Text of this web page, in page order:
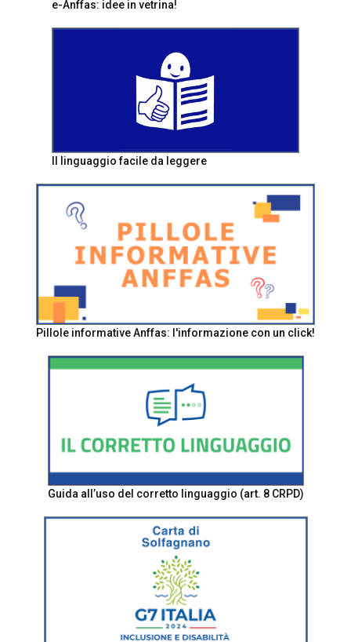
e-Anffas: idee in vetrina!
Il linguaggio facile da leggere
Pillole informative Anffas: l'informazione con un click!
Guida all’uso del corretto linguaggio (art. 8 CRPD)